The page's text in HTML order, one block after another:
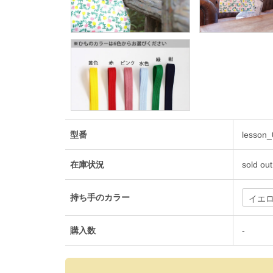
型番
在庫状況 sold out
持ち手のカラー
購入数 -